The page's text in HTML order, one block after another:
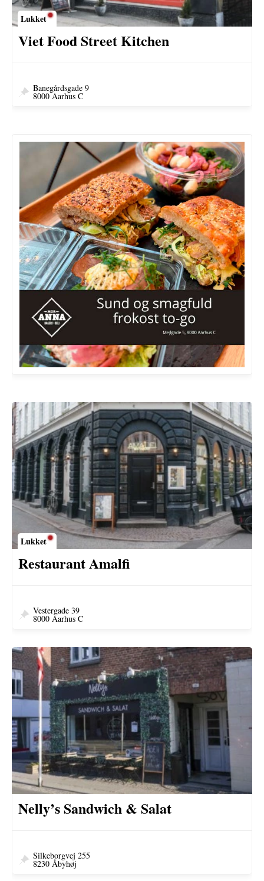
Lukket
Viet Food Street Kitchen
Banegårdsgade 9
8000 Aarhus C
Lukket
Restaurant Amalfi
Vestergade 39
8000 Aarhus C
Nelly’s Sandwich & Salat
Silkeborgvej 255
8230 Åbyhøj